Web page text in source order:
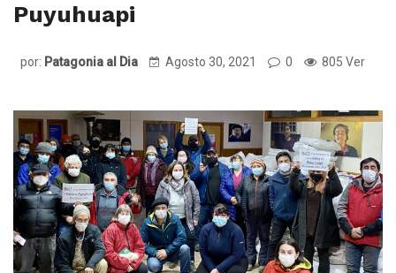
Puyuhuapi
por: Patagonia al Dia Agosto 30, 2021 0 805 Ver